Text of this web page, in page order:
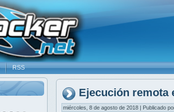
RSS
Ejecución remota
miércoles, 8 de agosto de 2018 | Publicado